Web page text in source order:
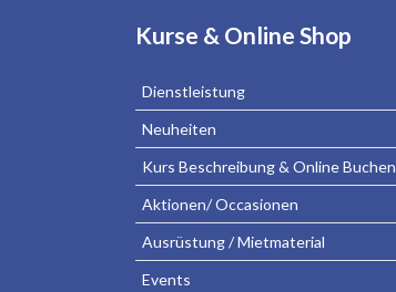
Navigation
Kurse & Online Shop
Dienstleistung
Neuheiten
Kurs Beschreibung & Online Buchen
Aktionen/ Occasionen
Ausrüstung / Mietmaterial
Events